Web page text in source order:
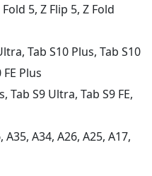
5, Z Flip 5, Z Fold
Tab S10 Plus, Tab S10
Plus
Tab S9 Ultra, Tab S9 FE,
A35, A34, A26, A25, A17,